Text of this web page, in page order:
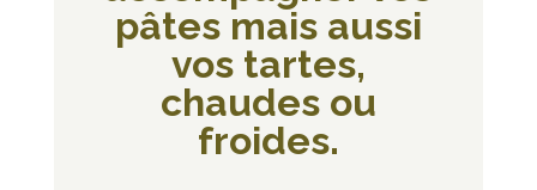
pâtes mais aussi
vos tartes,
chaudes ou
froides.